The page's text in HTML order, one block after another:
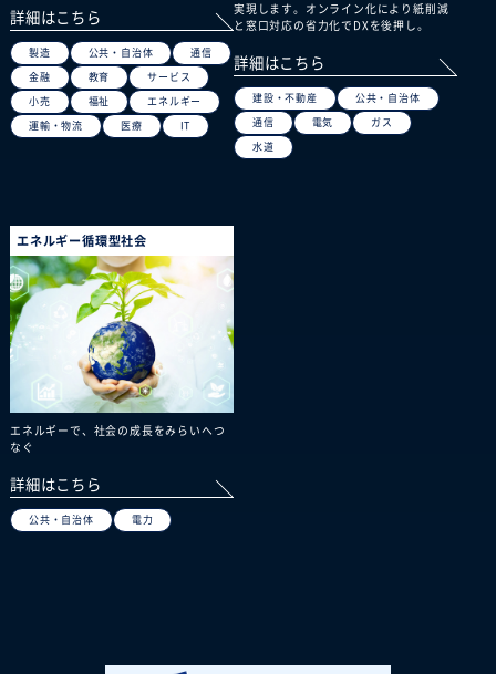
詳細はこちら
製造 公共・自治体 通信
金融 教育 サービス
小売 福祉 エネルギー
運輸・物流 医療 IT
実現します。オンライン化により紙削減
と窓口対応の省力化でDXを後押し。
詳細はこちら
建設・不動産 公共・自治体
通信 電気 ガス
水道
エネルギー循環型社会
エネルギーで、社会の成長をみらいへつ
なぐ
詳細はこちら
公共・自治体 電力